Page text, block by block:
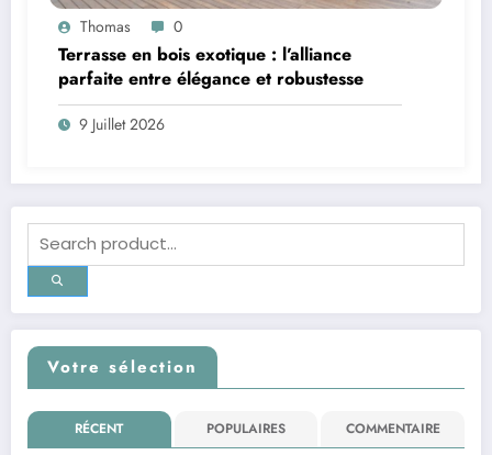
Thomas 0
Terrasse en bois exotique : l’alliance
parfaite entre élégance et robustesse
9 Juillet 2026
Votre sélection
RÉCENT POPULAIRES COMMENTAIRE